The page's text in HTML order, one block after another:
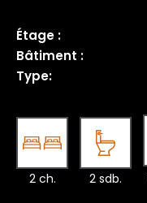
Étage :
Bâtiment :
Type:
2 ch. 2 sdb.